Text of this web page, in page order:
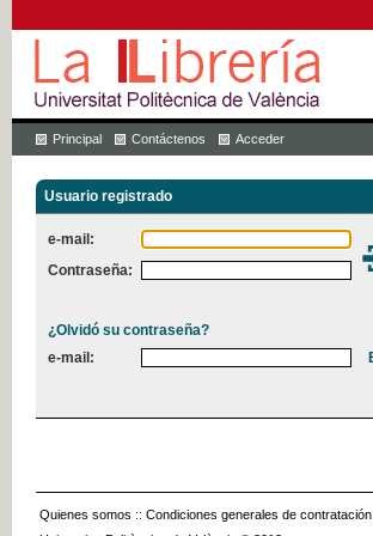
Principal Contáctenos Acceder
Usuario registrado
e-mail:
Contraseña:
¿Olvidó su contraseña?
e-mail:
Quienes somos :: Condiciones generales de contratación